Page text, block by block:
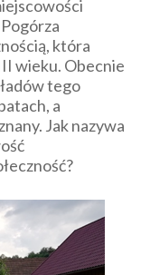
która
wieku. Obecnie
tego
a
Jak nazywa